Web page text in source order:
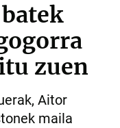
zuen
Aitor
maila